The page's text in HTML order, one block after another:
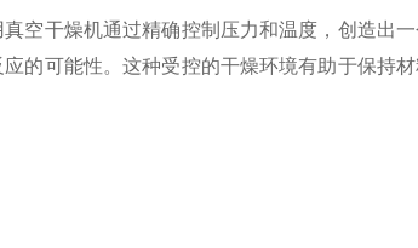
干燥机通过精确控制压力和温度，创造出一
的可能性。这种受控的干燥环境有助于保持